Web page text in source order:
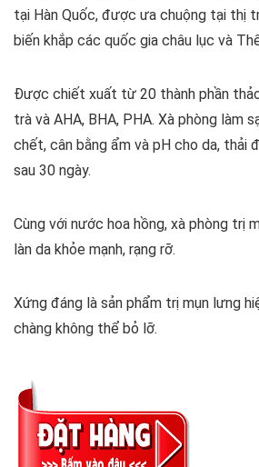
tại Hàn Quốc, được ưa chuộng tại thị
biến khắp các quốc gia châu lục và
Được chiết xuất từ 20 thành phần
trà và AHA, BHA, PHA. Xà phòng làm
chết, cân bằng ẩm và pH cho da, thải
sau 30 ngày.
Cùng với nước hoa hồng, xà phòng trị
làn da khỏe mạnh, rạng rỡ.
Xứng đáng là sản phẩm trị mụn lưng
chàng không thể bỏ lỡ.